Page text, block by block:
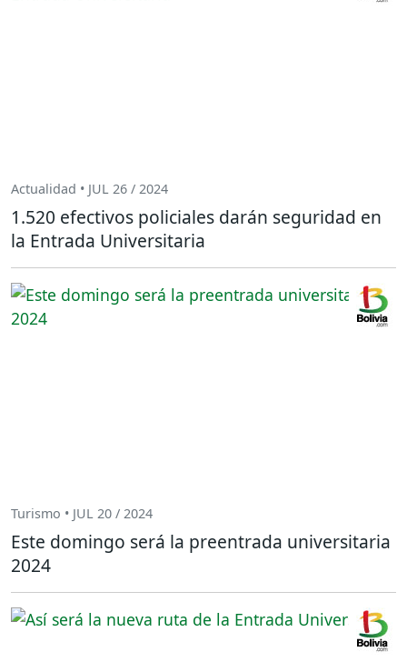
Actualidad • JUL 26 / 2024
1.520 efectivos policiales darán seguridad en
la Entrada Universitaria
Turismo • JUL 20 / 2024
Este domingo será la preentrada universitaria
2024